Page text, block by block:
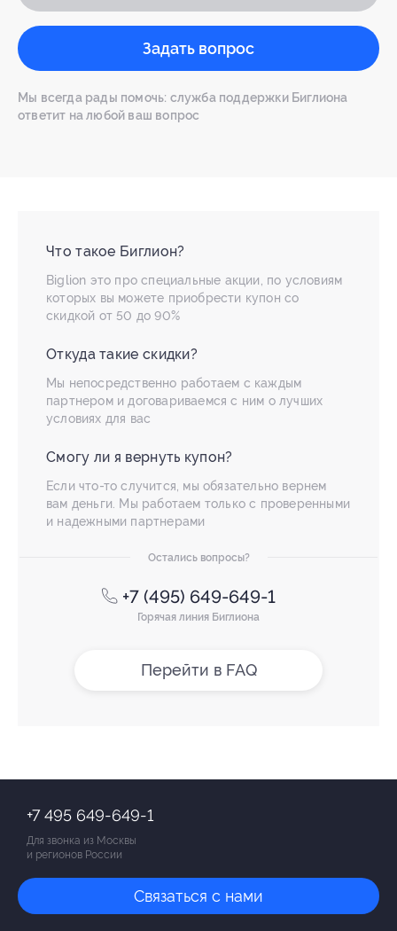
Задать вопрос
Мы всегда рады помочь: служба поддержки Биглиона
ответит на любой ваш вопрос
Что такое Биглион?
Biglion это про специальные акции, по условиям
которых вы можете приобрести купон со
скидкой от 50 до 90%
Откуда такие скидки?
Мы непосредственно работаем с каждым
партнером и договариваемся с ним о лучших
условиях для вас
Смогу ли я вернуть купон?
Если что-то случится, мы обязательно вернем
вам деньги. Мы работаем только с проверенными
и надежными партнерами
Остались вопросы?
+7 (495) 649-649-1
Горячая линия Биглиона
Перейти в FAQ
+7 495 649-649-1
Для звонка из Москвы
и регионов России
Связаться с нами